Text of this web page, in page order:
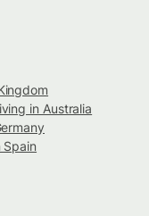
in Australia
Spain